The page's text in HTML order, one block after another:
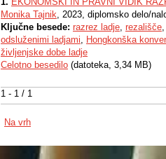
1 - 1 / 1
Monika Tajnik, 2023, diplomsko delo/
Ključne besede: razrez ladje, rezališče
odsluženimi ladjami, Hongkonška
življenjske dobe ladje
Celotno besedilo (datoteka, 3,34 MB)
Na vrh